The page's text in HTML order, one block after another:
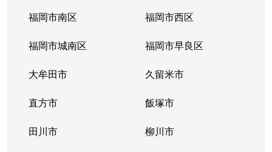
福岡市南区 福岡市西区
福岡市城南区 福岡市早良区
大牟田市 久留米市
直方市 飯塚市
田川市 柳川市